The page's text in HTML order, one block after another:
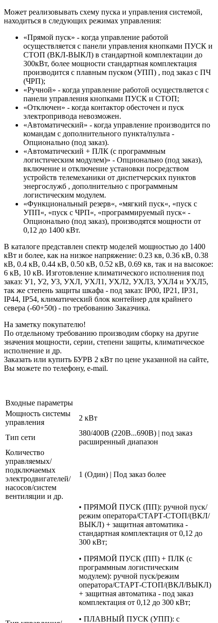
Может реализовывать схему пуска и управления системой,
находиться в следующих режимах управления:
«Прямой пуск» - когда управление работой
осуществляется с панели управления кнопками ПУСК и
СТОП (ВКЛ-ВЫКЛ) в стандартной комплектации до
300кВт, более мощности стандартная комплектация
производится с плавным пуском (УПП) , под заказ с ПЧ
(ЧРП);
«Ручной» - когда управление работой осуществляется с
панели управления кнопками ПУСК и СТОП;
«Отключен» - когда контактор обесточен и пуск
электропривода невозможен.
«Автоматический» - когда управление производится по
командам с дополнительного пункта/пульта -
Опционально (под заказ).
«Автоматический + ПЛК (с программным
логистическим модулем)» - Опционально (под заказ),
включение и отключение установки посредством
устройств телемеханики от диспетчерских пунктов
энергослужб , дополнительно с программным
логистическим модулем.
«Функциональный резерв«, «мягкий пуск«, «пуск с
УПП«, «пуск с ЧРП«, «программируемый пуск« -
Опционально (под заказ), производятся мощности от
0,12 до 1400 кВт.
В каталоге представлен спектр моделей мощностью до 1400
кВт и более, как на низкое напряжение: 0.23 кв, 0.36 кВ, 0.38
кВ, 0.4 кВ, 0.44 кВ, 0.50 кВ, 0.52 кВ, 0.69 кв, так и на высокое:
6 кВ, 10 кВ. Изготовление климатического исполнения под
заказ: У1, У2, У3, УХЛ, УХЛ1, УХЛ2, УХЛ3, УХЛ4 и УХЛ5,
так же степень защиты шкафа - под заказ: IP00, IP21, IP31,
IP44, IP54, климатический блок контейнер для крайнего
севера (-60+50t) - по требованию Заказчика.
На заметку покупателю!
По отдельному требованию производим сборку на другие
значения мощности, серии, степени защиты, климатическое
исполнение и др.
Заказать или купить БУРВ 2 кВт по цене указанной на сайте,
Вы можете по телефону, e-mail.
Входные параметры
Мощность системы
управления
2 кВт
Тип сети
380/400В (220В...690В) | под заказ
расширенный диапазон
Количество
управляемых/
подключаемых
электродвигателей/
насосов/систем
вентиляции и др.
1 (Один) | Под заказ более
• ПРЯМОЙ ПУСК (ПП): ручной пуск/
режим оператора/СТАРТ-СТОП/(ВКЛ/
ВЫКЛ) + защитная автоматика -
стандартная комплектация от 0,12 до
300 кВт;
• ПРЯМОЙ ПУСК (ПП) + ПЛК (с
программным логистическим
модулем): ручной пуск/режим
оператора/СТАРТ-СТОП/(ВКЛ/ВЫКЛ)
+ защитная автоматика - под заказ
комплектация от 0,12 до 300 кВт;
• ПЛАВНЫЙ ПУСК (УПП): с